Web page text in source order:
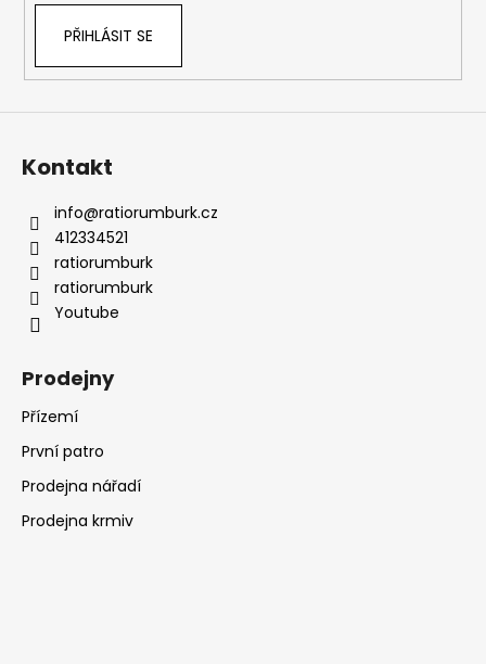
PŘIHLÁSIT SE
Kontakt
info@ratiorumburk.cz
412334521
ratiorumburk
ratiorumburk
Youtube
Prodejny
Přízemí
První patro
Prodejna nářadí
Prodejna krmiv